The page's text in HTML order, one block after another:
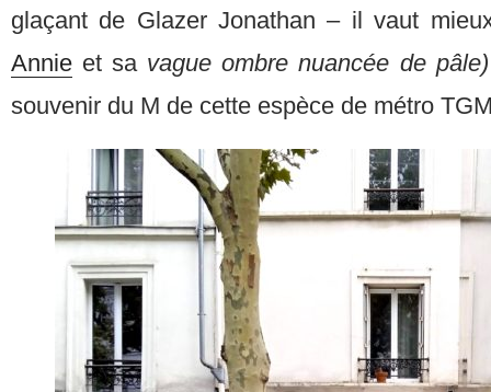
glaçant de Glazer Jonathan – il vaut
Annie et sa vague ombre nuancée de
souvenir du M de cette espèce de métro